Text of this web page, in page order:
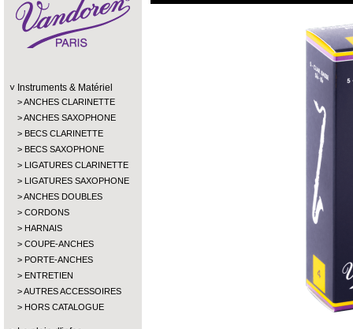
Instruments & Matériel
ANCHES CLARINETTE
ANCHES SAXOPHONE
BECS CLARINETTE
BECS SAXOPHONE
LIGATURES CLARINETTE
LIGATURES SAXOPHONE
ANCHES DOUBLES
CORDONS
HARNAIS
COUPE-ANCHES
PORTE-ANCHES
ENTRETIEN
AUTRES ACCESSOIRES
HORS CATALOGUE